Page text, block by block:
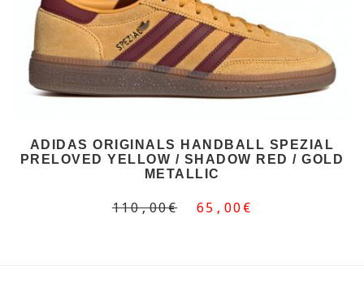
ADIDAS ORIGINALS HANDBALL SPEZIAL
PRELOVED YELLOW / SHADOW RED / GOLD
METALLIC
110,00€ 65,00€